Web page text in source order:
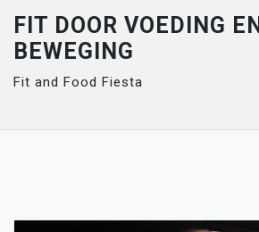
content
FIT DOOR VOEDING EN
BEWEGING
Fit and Food Fiesta